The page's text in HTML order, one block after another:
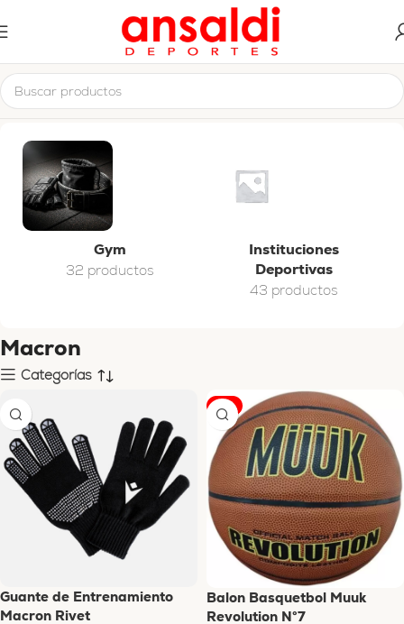
Inicio Macron
Gym
32 productos
Instituciones
Deportivas
43 productos
Macron
Categorías
Guante de Entrenamiento
Macron Rivet
-9%
Balon Basquetbol Muuk
Revolution N°7